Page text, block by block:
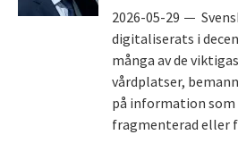
2026-05-29
digitaliserats i
många av de
vårdplatser,
på information som
fragmenterad eller